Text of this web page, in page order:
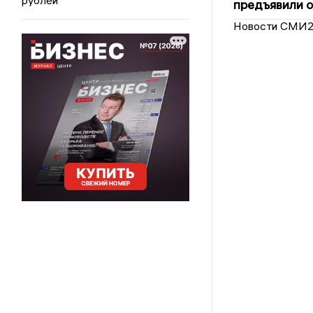
предъявили
Новости СМИ2